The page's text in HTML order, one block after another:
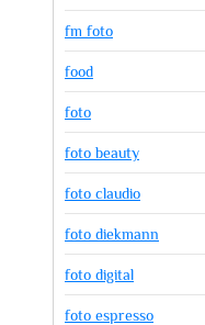
fm foto
food
foto
foto beauty
foto claudio
foto diekmann
foto digital
foto espresso